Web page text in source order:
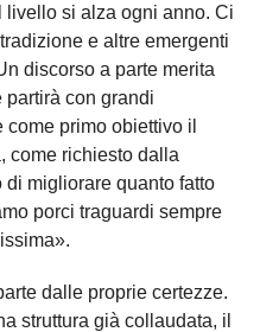
livello si alza ogni anno. Ci
e altre emergenti
discorso a parte merita
partirà con grandi
primo obiettivo il
come richiesto dalla
migliorare quanto fatto
porci traguardi sempre
dalle proprie certezze.
struttura già collaudata, il